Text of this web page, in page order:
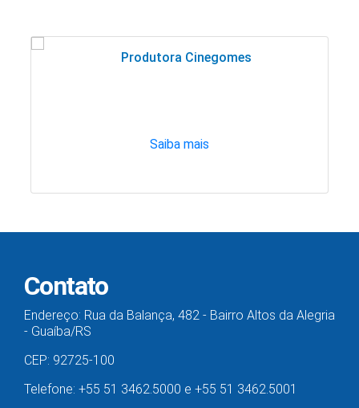
Produtora Cinegomes
Saiba mais
Contato
Endereço: Rua da Balança, 482 - Bairro Altos da Alegria
- Guaíba/RS
CEP: 92725-100
Telefone: +55 51 3462.5000 e +55 51 3462.5001